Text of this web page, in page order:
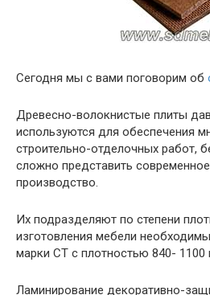
Сегодня мы с вами поговорим об
Древесно-волокнистые плиты
используются для обеспечения
строительно-отделочных работ,
сложно представить
производство.
Их подразделяют по степени
изготовления мебели
марки СТ с плотностью 840- 1100
Ламинирование декоративно-